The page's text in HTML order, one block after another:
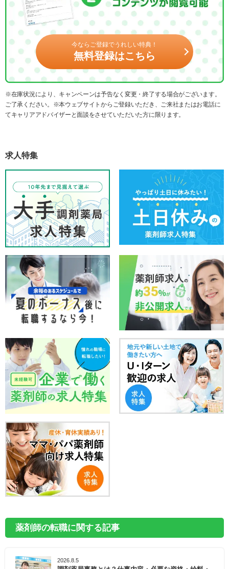
今ならご登録でうれしい特典！
無料登録はこちら
※在庫状況により、キャンペーンは予告なく変更・終了する場合がございます。
ご了承ください。※本ウェブサイトからご登録いただき、ご来社またはお電話に
てキャリアアドバイザーと面談をさせていただいた方に限ります。
求人特集
薬剤師の転職に関する記事
2026.8.5